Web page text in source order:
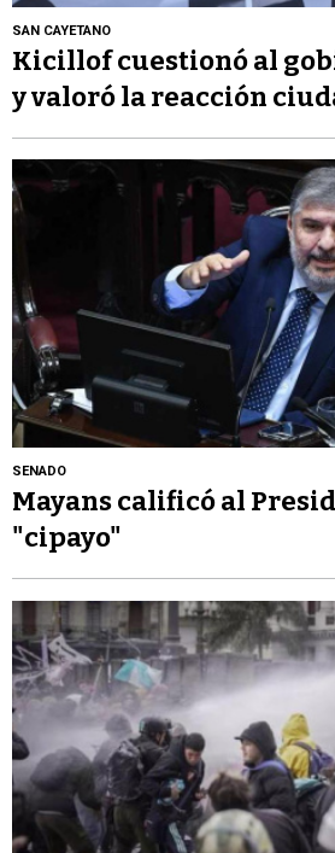
SAN CAYETANO
Kicillof cuestionó al
y valoró la reacción
SENADO
Mayans calificó al
"cipayo"